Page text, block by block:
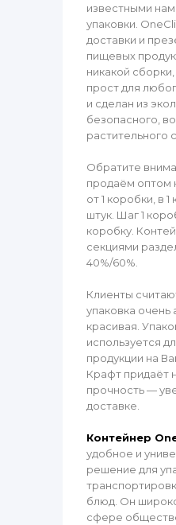
известными
упаковки.
доставки и
пищевых
никакой
прост для
и сделан из
безопасного,
растительного
Обратите
продаём оптом
от 1 коробки, в
штук. Шаг 1
коробку.
секциями
40%/60%.
Клиенты
упаковка очень
красивая.
используется
продукции на
Крафт придаёт
прочность —
доставке.
Контейнер
удобное и
решение для
блюд. Он
сфере